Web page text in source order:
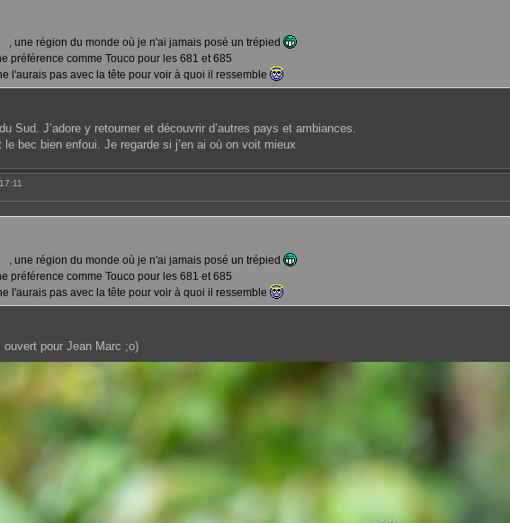
, une région du monde où je n'ai jamais posé un trépied
préférence comme Touco pour les 681 et 685
l'aurais pas avec la tête pour voir à quoi il ressemble
Sud. J’adore y retourner et découvrir d’autres pays et ambiances.
bec bien enfoui. Je regarde si j’en ai où on voit mieux
, une région du monde où je n'ai jamais posé un trépied
préférence comme Touco pour les 681 et 685
l'aurais pas avec la tête pour voir à quoi il ressemble
pour Jean Marc ;o)